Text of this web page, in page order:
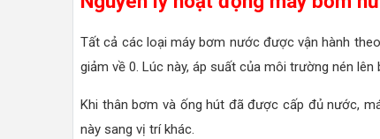
Tất cả các loại máy bơm nước được vận hành
giảm về 0. Lúc này, áp suất của môi trường nén
Khi thân bơm và ống hút đã được cấp đủ nước,
này sang vị trí khác.